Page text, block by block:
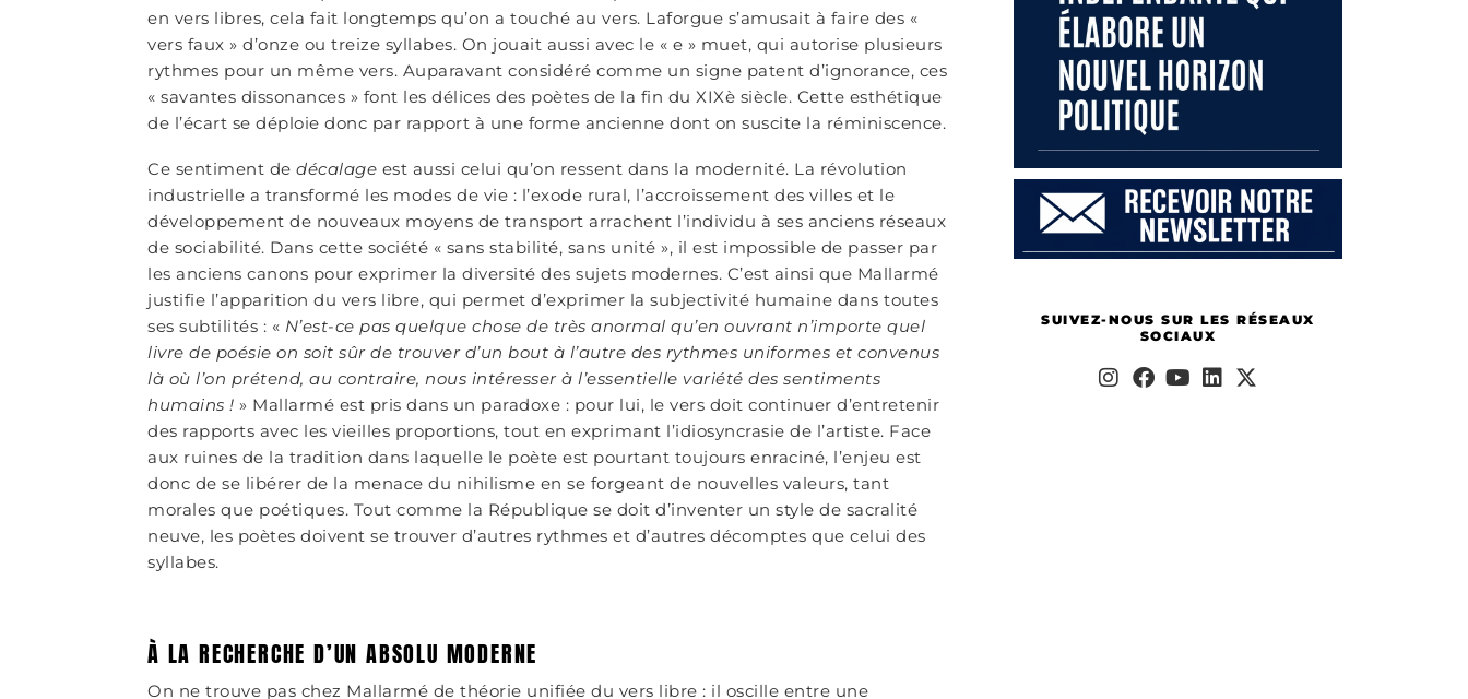
en vers libres, cela fait longtemps qu’on a touché au vers. Laforgue s’amusait à faire des «
vers faux » d’onze ou treize syllabes. On jouait aussi avec le « e » muet, qui autorise plusieurs
rythmes pour un même vers. Auparavant considéré comme un signe patent d’ignorance, ces
« savantes dissonances » font les délices des poètes de la fin du XIXè siècle. Cette esthétique
de l’écart se déploie donc par rapport à une forme ancienne dont on suscite la réminiscence.
Ce sentiment de décalage est aussi celui qu’on ressent dans la modernité. La révolution
industrielle a transformé les modes de vie : l’exode rural, l’accroissement des villes et le
développement de nouveaux moyens de transport arrachent l’individu à ses anciens réseaux
de sociabilité. Dans cette société « sans stabilité, sans unité », il est impossible de passer par
les anciens canons pour exprimer la diversité des sujets modernes. C’est ainsi que Mallarmé
justifie l’apparition du vers libre, qui permet d’exprimer la subjectivité humaine dans toutes
ses subtilités : « N’est-­ce pas quelque chose de très anormal qu’en ouvrant n’importe quel
livre de poésie on soit sûr de trouver d’un bout à l’autre des rythmes uniformes et convenus
là où l’on prétend, au contraire, nous intéresser à l’essentielle variété des sentiments
humains ! » Mallarmé est pris dans un paradoxe : pour lui, le vers doit continuer d’entretenir
des rapports avec les vieilles proportions, tout en exprimant l’idiosyncrasie de l’artiste. Face
aux ruines de la tradition dans laquelle le poète est pourtant toujours enraciné, l’enjeu est
donc de se libérer de la menace du nihilisme en se forgeant de nouvelles valeurs, tant
morales que poétiques. Tout comme la République se doit d’inventer un style de sacralité
neuve, les poètes doivent se trouver d’autres rythmes et d’autres décomptes que celui des
syllabes.
À LA RECHERCHE D’UN ABSOLU MODERNE
On ne trouve pas chez Mallarmé de théorie unifiée du vers libre : il oscille entre une
SUIVEZ-NOUS SUR LES RÉSEAUX
SOCIAUX